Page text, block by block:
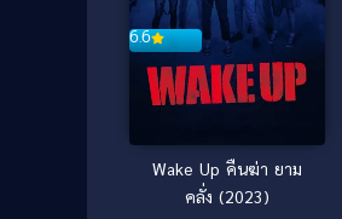
6.6
Wake Up คืนฆ่า ยาม
คลั่ง (2023)